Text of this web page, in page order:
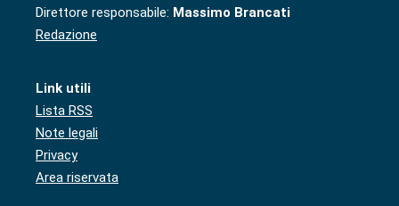
Direttore responsabile: Massimo Brancati
Redazione
Link utili
Lista RSS
Note legali
Privacy
Area riservata